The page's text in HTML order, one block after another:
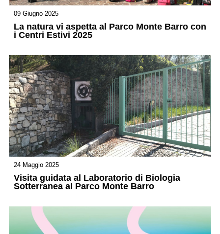
09 Giugno 2025
La natura vi aspetta al Parco Monte Barro con
i Centri Estivi 2025
24 Maggio 2025
Visita guidata al Laboratorio di Biologia
Sotterranea al Parco Monte Barro